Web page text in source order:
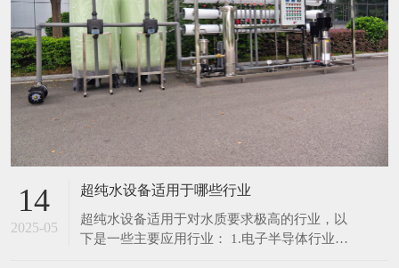
14
2025-05
超纯水设备适用于哪些行业
超纯水设备适用于对水质要求极高的行业，以
下是一些主要应用行业： 1.电子半导体行业：